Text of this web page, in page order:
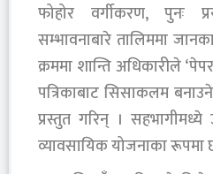
फोहोर वर्गीकरण, पुनः
सम्भावनाबारे तालिममा
क्रममा शान्ति अधिकारीले
पत्रिकाबाट सिसाकलम
प्रस्तुत गरिन् ।
व्यावसायिक योजनाका रूपमा